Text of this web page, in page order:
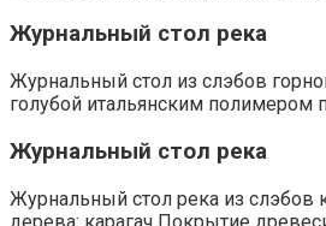
Журнальный стол река
Журнальный стол из слэбов
голубой итальянским полимером
Журнальный стол река
Журнальный стол река из слэбов
дерева: карагач Покрытие